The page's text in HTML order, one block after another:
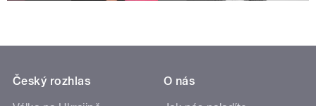
Český rozhlas
O nás